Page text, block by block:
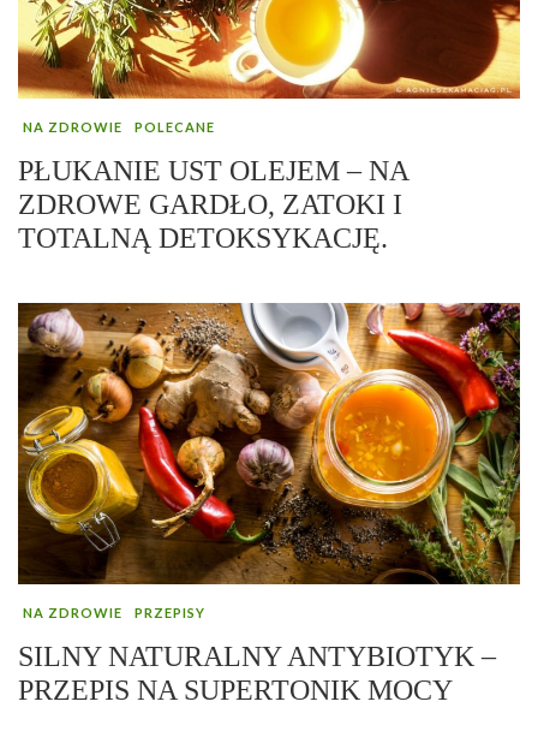
NA ZDROWIE POLECANE
PŁUKANIE UST OLEJEM – NA
ZDROWE GARDŁO, ZATOKI I
TOTALNĄ DETOKSYKACJĘ.
NA ZDROWIE PRZEPISY
SILNY NATURALNY ANTYBIOTYK –
PRZEPIS NA SUPERTONIK MOCY